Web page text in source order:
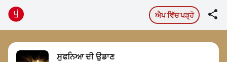
ਐਪ ਵਿੱਚ ਪੜ੍ਹੋ 
ਸੁਫਨਿਆ ਦੀ ਉਡਾਣ